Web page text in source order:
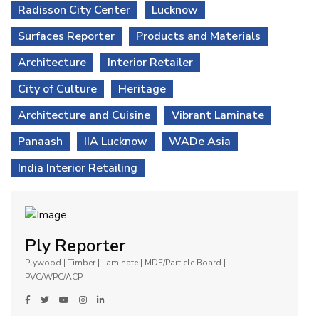
Radisson City Center
Lucknow
Surfaces Reporter
Products and Materials
Architecture
Interior Retailer
City of Culture
Heritage
Architecture and Cuisine
Vibrant Laminate
Panaash
IIA Lucknow
WADe Asia
India Interior Retailing
Ply Reporter
Plywood | Timber | Laminate | MDF/Particle Board |
PVC/WPC/ACP